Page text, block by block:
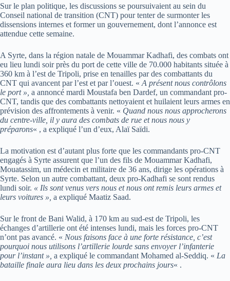
Sur le plan politique, les discussions se poursuivaient au sein du
Conseil national de transition (CNT) pour tenter de surmonter les
dissensions internes et former un gouvernement, dont l’annonce est
attendue cette semaine.
A Syrte, dans la région natale de Mouammar Kadhafi, des combats ont
eu lieu lundi soir près du port de cette ville de 70.000 habitants située à
360 km à l’est de Tripoli, prise en tenailles par des combattants du
CNT qui avancent par l’est et par l’ouest. « A présent nous contrôlons
le port », a annoncé mardi Moustafa ben Dardef, un commandant pro-
CNT, tandis que des combattants nettoyaient et huilaient leurs armes en
prévision des affrontements à venir. « Quand nous nous approcherons
du centre-ville, il y aura des combats de rue et nous nous y
préparons« , a expliqué l’un d’eux, Alaï Saïdi.
La motivation est d’autant plus forte que les commandants pro-CNT
engagés à Syrte assurent que l’un des fils de Mouammar Kadhafi,
Mouatassim, un médecin et militaire de 36 ans, dirige les opérations à
Syrte. Selon un autre combattant, deux pro-Kadhafi se sont rendus
lundi soir. « Ils sont venus vers nous et nous ont remis leurs armes et
leurs voitures », a expliqué Maatiz Saad.
Sur le front de Bani Walid, à 170 km au sud-est de Tripoli, les
échanges d’artillerie ont été intenses lundi, mais les forces pro-CNT
n’ont pas avancé. « Nous faisons face à une forte résistance, c’est
pourquoi nous utilisons l’artillerie lourde sans envoyer l’infanterie
pour l’instant », a expliqué le commandant Mohamed al-Seddiq. « La
bataille finale aura lieu dans les deux prochains jours« .